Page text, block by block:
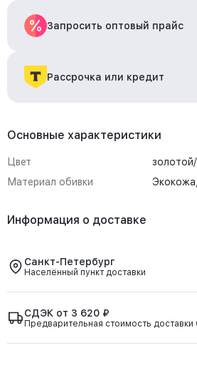
Запросить оптовый прайс
Рассрочка или кредит
Основные характеристики
Цвет
Материал обивки
Информация о доставке
Санкт-Петербург
Населённый пункт доставки
СДЭК от 3 620 ₽
Предварительная стоимость